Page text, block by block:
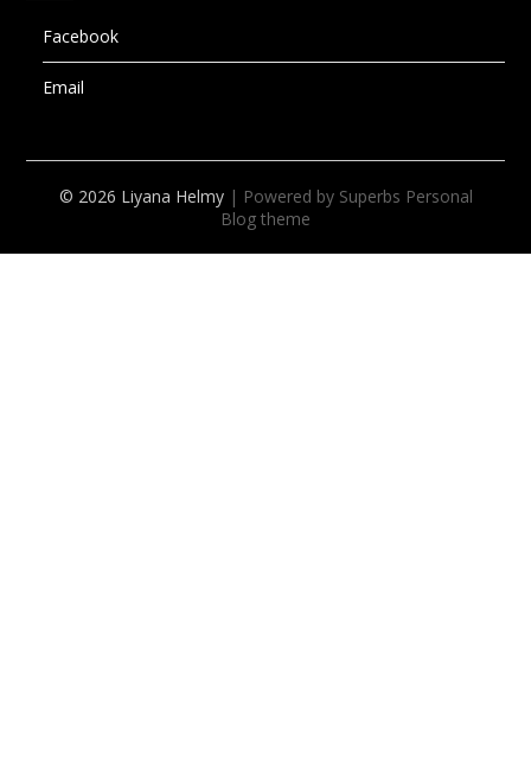
Facebook
Email
© 2026 Liyana Helmy | Powered by Superbs Personal
Blog theme